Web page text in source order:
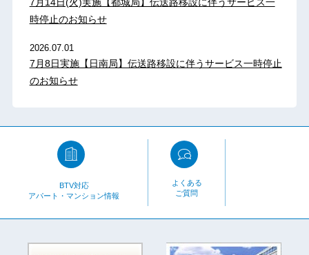
7月14日(火)実施【都城局】伝送路移設に伴うサービス一
時停止のお知らせ
2026.07.01
7月8日実施【日南局】伝送路移設に伴うサービス一時停止
のお知らせ
BTV対応
アパート・マンション情報
よくある
ご質問